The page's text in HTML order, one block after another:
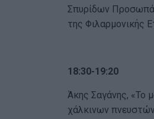
Σπυρίδων
της Φιλαρμονικής
18:30-19:20
Άκης Σαγάνης, «Το
χάλκινων